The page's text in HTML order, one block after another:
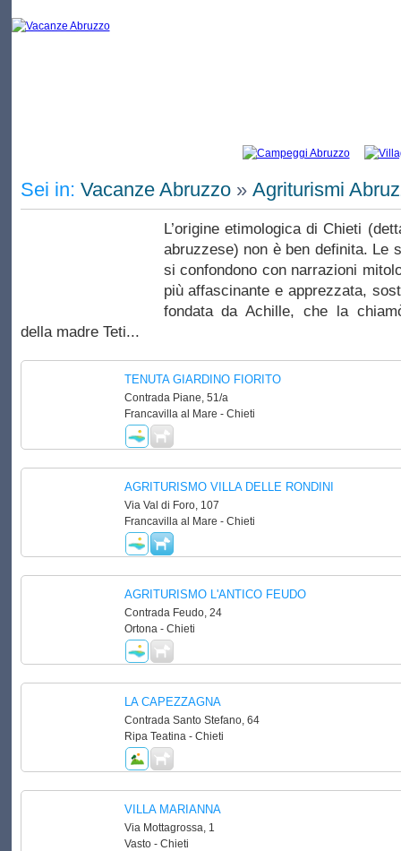
Sei in: Vacanze Abruzzo» Agriturismi
L’origine etimologica di Chieti
abruzzese) non è ben definita. Le
si confondono con narrazioni
più affascinante e apprezzata,
fondata da Achille, che la
della madre Teti...
TENUTA GIARDINO FIORITO
Contrada Piane, 51/a
Francavilla al Mare - Chieti
AGRITURISMO VILLA DELLE RONDINI
Via Val di Foro, 107
Francavilla al Mare - Chieti
AGRITURISMO L'ANTICO FEUDO
Contrada Feudo, 24
Ortona - Chieti
LA CAPEZZAGNA
Contrada Santo Stefano, 64
Ripa Teatina - Chieti
VILLA MARIANNA
Via Mottagrossa, 1
Vasto - Chieti